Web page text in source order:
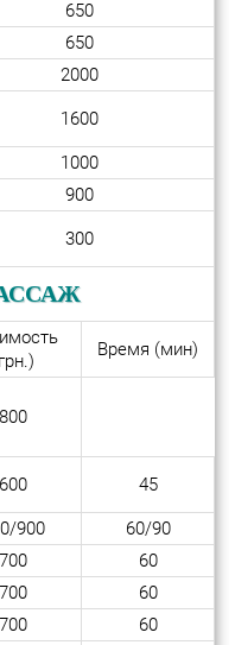
650
650
2000
1600
1000
900
300
Время (мин)
800
600 45
900
60/90
700
60
700
60
700
60